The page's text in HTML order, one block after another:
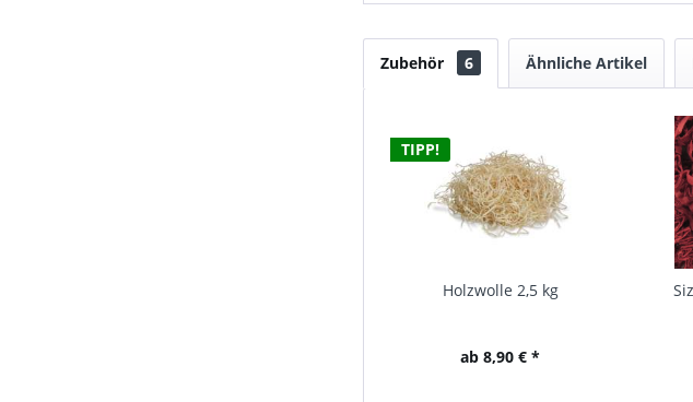
Zubehör 6 Ähnliche Artikel
TIPP!
Holzwolle 2,5 kg
ab 8,90 € *